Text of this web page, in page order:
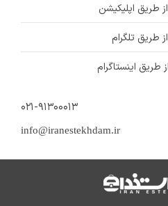
طریق اپلیکیشن
طریق تلگرام
اینستاگرام
۰۲۱-۹۱۳۰۰۰۱۳
info@iranestekhdam.ir